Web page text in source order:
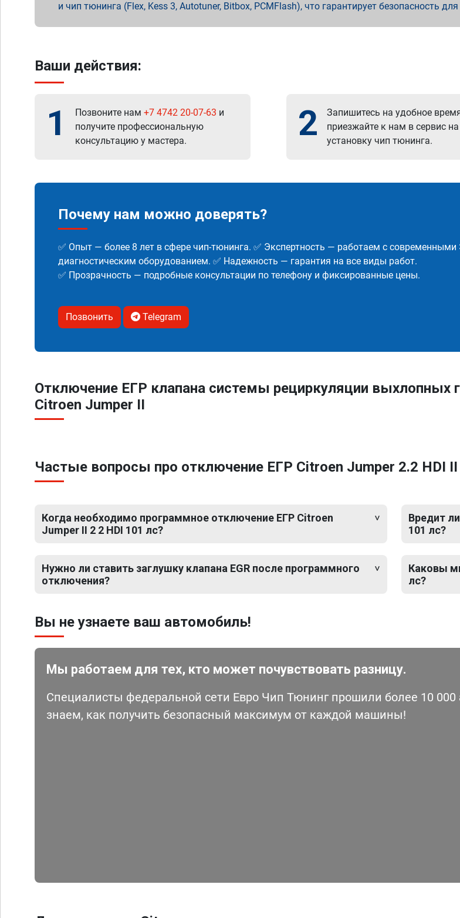
и чип тюнинга (Flex, Kess 3, Autotuner, Bitbox, PCMFlash), что гарантирует безопасность
Ваши действия:
1 Позвоните нам +7 4742 20-07-63 и
получите профессиональную
консультацию у мастера.
2
Запишитесь на удобное
приезжайте к нам в сервис на
установку чип тюнинга.
Почему нам можно доверять?
✅ Опыт — более 8 лет в сфере чип-тюнинга. ✅ Экспертность — работаем с современными
диагностическим оборудованием. ✅ Надежность — гарантия на все виды работ.
✅ Прозрачность — подробные консультации по телефону и фиксированные цены.
Позвонить Telegram
Отключение ЕГР клапана системы рециркуляции выхлопных
Citroen Jumper II
Частые вопросы про отключение ЕГР Citroen Jumper 2.2 HDI II
Когда необходимо программное отключение ЕГР Citroen
Jumper II 2 2 HDI 101 лс?
Нужно ли ставить заглушку клапана EGR после программного
отключения?
Вредит
101 лс?
Каковы
лс?
Вы не узнаете ваш автомобиль!
Мы работаем для тех, кто может почувствовать разницу.
Специалисты федеральной сети Евро Чип Тюнинг прошили более 10
знаем, как получить безопасный максимум от каждой машины!